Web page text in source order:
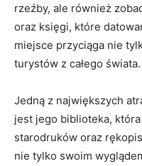
rzeźby, ale również
oraz księgi, które
miejsce przyciąga nie
turystów z całego świata.
Jedną z największych
jest jego biblioteka,
starodruków oraz
nie tylko swoim